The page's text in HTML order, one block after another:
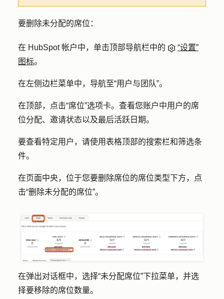
要删除未分配的席位：
在 HubSpot 帐户中，单击顶部导航栏中的
“设置”
图标。
在左侧边栏菜单中，导航至“用户与团队”。
在顶部，点击“席位”选项卡。查看您账户中用户的席
位分配、邀请状态以及最后活跃日期。
要查看特定用户，请使用表格顶部的搜索栏和筛选条
件。
在页面中央，位于您要删除席位的席位类型下方，点
击“删除未分配的席位”。
在弹出对话框中，选择“未分配席位”下拉菜单，并选
择要移除的席位数量。